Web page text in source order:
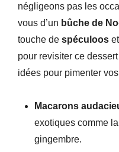
négligeons pas les
vous d’un bûche de
touche de spéculoos
pour revisiter ce
idées pour pimenter
Macarons
exotiques comme
gingembre.